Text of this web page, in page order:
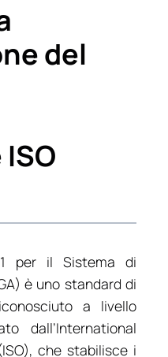
del
per il Sistema di
è uno standard di
a livello
dall’International
che stabilisce i